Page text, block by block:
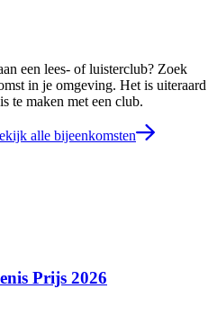
een lees- of luisterclub? Zoek
in je omgeving. Het is uiteraard
te maken met een club.
alle bijeenkomsten
Prijs 2026